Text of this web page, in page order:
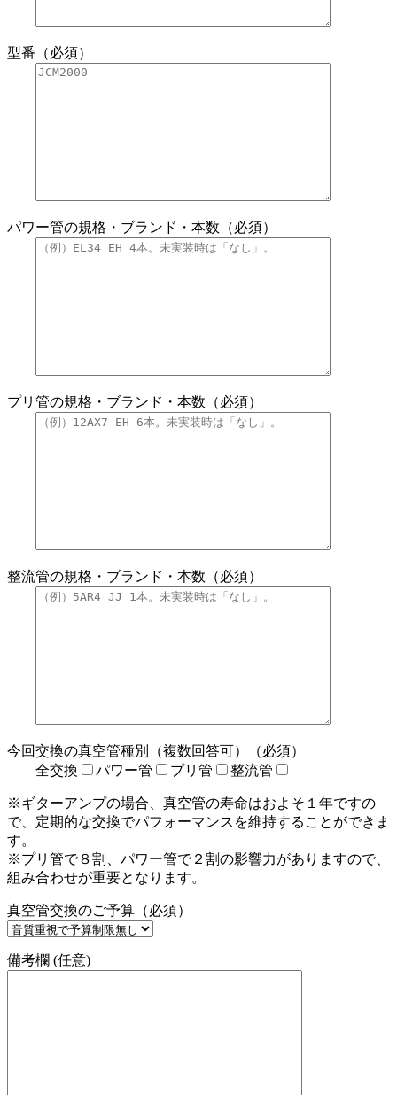
型番（必須）
パワー管の規格・ブランド・本数（必須）
プリ管の規格・ブランド・本数（必須）
整流管の規格・ブランド・本数（必須）
今回交換の真空管種別（複数回答可）（必須）
全交換
パワー管 プリ管 整流管
※ギターアンプの場合、真空管の寿命はおよそ１年ですの
で、定期的な交換でパフォーマンスを維持することができま
す。
※プリ管で８割、パワー管で２割の影響力がありますので、
組み合わせが重要となります。
真空管交換のご予算（必須）
備考欄 (任意)